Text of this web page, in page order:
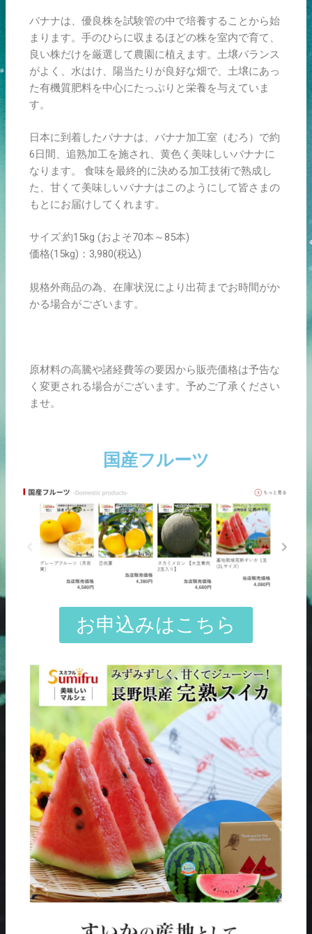
バナナは、優良株を試験管の中で培養することから始
まります。手のひらに収まるほどの株を室内で育て、
良い株だけを厳選して農園に植えます。土壌バランス
がよく、水はけ、陽当たりが良好な畑で、土壌にあっ
た有機質肥料を中心にたっぷりと栄養を与えていま
す。
日本に到着したバナナは、バナナ加工室（むろ）で約
6日間、追熟加工を施され、黄色く美味しいバナナに
なります。 食味を最終的に決める加工技術で熟成し
た、甘くて美味しいバナナはこのようにして皆さまの
もとにお届けしてくれます。
サイズ:約15kg (およそ70本～85本)
価格(15kg)：3,980(税込)
規格外商品の為、在庫状況により出荷までお時間がか
かる場合がございます。
原材料の高騰や諸経費等の要因から販売価格は予告な
く変更される場合がございます。予めご了承ください
ませ。
国産フルーツ
お申込みはこちら